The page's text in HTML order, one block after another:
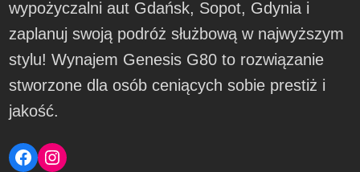
wypożyczalni aut Gdańsk, Sopot, Gdynia i
zaplanuj swoją podróż służbową w najwyższym
stylu! Wynajem Genesis G80 to rozwiązanie
stworzone dla osób ceniących sobie prestiż i
jakość.
Facebook
Instagram